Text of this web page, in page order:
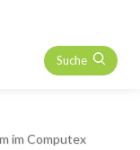
Suche
im Computex